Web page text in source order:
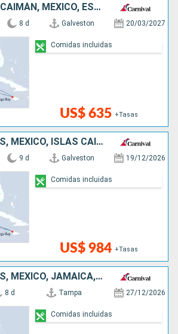
JAMAICA, ISLAS CAIMÁN, MÉXICO, ESTADOS UNIDOS
8 d Galveston 20/03/2027
US$ 635 +Tasas
Comidas incluidas
ESTADOS UNIDOS, MÉXICO, ISLAS CAIMÁN, JAMAICA
9 d Galveston 19/12/2026
US$ 984 +Tasas
Comidas incluidas
ESTADOS UNIDOS, MÉXICO, JAMAICA, ISLAS CAIMÁN
8 d Tampa 27/12/2026
Comidas incluidas